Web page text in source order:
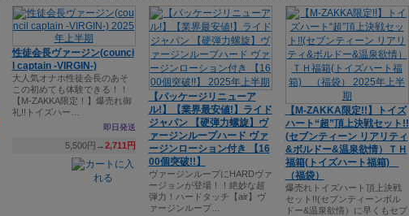
性徒会長ヴァージン(counci
l captain -VIRGIN-)
大人気オナホ性徒会長のあそ
この初めても体験できる！！
【M-ZAKKA限定！】爆売れ御
礼!!トイズハー…
即日発送
5,500円→2,711円
【パッケージリニューア
ル!】【業界最安値!】ライド
ジャパン 【硬弾力螺旋】ヴ
ァージンループハード ヴァ
ージンローション付き 【16
00個突破!!】
ヴァージンループにHARDヴァ
ージョンが登場！！絶妙な超
弾力！ハードタッチ【air】ヴ
ァージンループ…
【M-ZAKKA限定!!】トイズ
ハート“超”頂上決戦セット!!
(セブンティーン リアリティ
&ボルドー&温泉欲情）ＴＨ
福箱(トイズハート福箱)
（福袋）
爆売れトイズハート頂上決戦
セット!!(セブンティーンボル
ドー&温泉欲情）に早くもセブ